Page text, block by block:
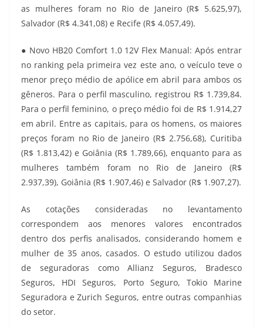
as mulheres foram no Rio de Janeiro (R$ 5.625,97),
Salvador (R$ 4.341,08) e Recife (R$ 4.057,49).
● Novo HB20 Comfort 1.0 12V Flex Manual: Após entrar
no ranking pela primeira vez este ano, o veículo teve o
menor preço médio de apólice em abril para ambos os
gêneros. Para o perfil masculino, registrou R$ 1.739,84.
Para o perfil feminino, o preço médio foi de R$ 1.914,27
em abril. Entre as capitais, para os homens, os maiores
preços foram no Rio de Janeiro (R$ 2.756,68), Curitiba
(R$ 1.813,42) e Goiânia (R$ 1.789,66), enquanto para as
mulheres também foram no Rio de Janeiro (R$
2.937,39), Goiânia (R$ 1.907,46) e Salvador (R$ 1.907,27).
As cotações consideradas no levantamento
correspondem aos menores valores encontrados
dentro dos perfis analisados, considerando homem e
mulher de 35 anos, casados. O estudo utilizou dados
de seguradoras como Allianz Seguros, Bradesco
Seguros, HDI Seguros, Porto Seguro, Tokio Marine
Seguradora e Zurich Seguros, entre outras companhias
do setor.